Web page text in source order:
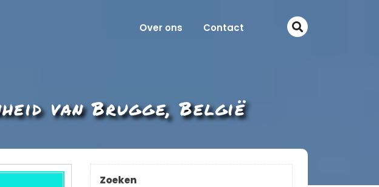
Over ons Contact
van Brugge, België
Zoeken